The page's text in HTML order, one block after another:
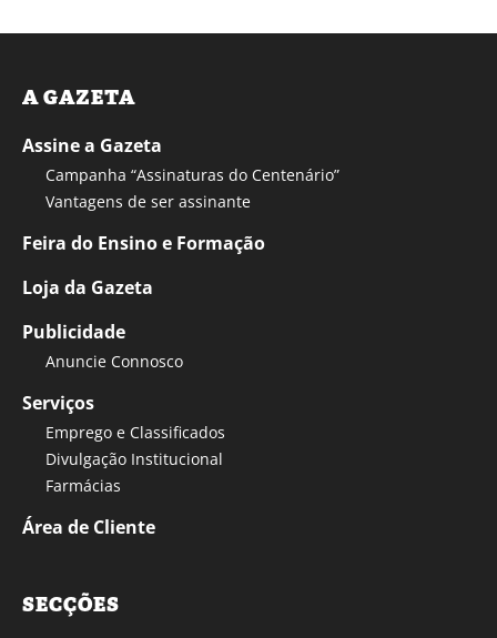
A GAZETA
Assine a Gazeta
Campanha “Assinaturas do Centenário”
Vantagens de ser assinante
Feira do Ensino e Formação
Loja da Gazeta
Publicidade
Anuncie Connosco
Serviços
Emprego e Classificados
Divulgação Institucional
Farmácias
Área de Cliente
SECÇÕES